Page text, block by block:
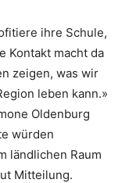
ihre Schule,
Kontakt macht da
zeigen, was wir
leben kann.»
Oldenburg
würden
ländlichen Raum
Mitteilung.